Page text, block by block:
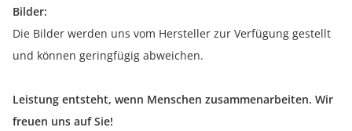
Bilder:
Die Bilder werden uns vom Hersteller zur Verfügung gestellt
und können geringfügig abweichen.
Leistung entsteht, wenn Menschen zusammenarbeiten. Wir
freuen uns auf Sie!